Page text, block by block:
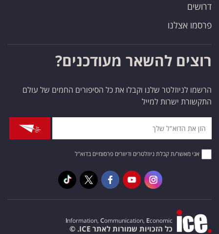
דרושים
פרסמו אצלנו
רוצים להשאר מעודכנים?
הרשמו לניוזלטר שלנו וקבלו את כל הסיפורים החמים של עולם
התקשורת ישרות למייל
אני מאשר/ת קבלת ניוזלטרים ודיוורים פרסומיים בדוא"ל
Information, Communication, Economic
כל הזכויות שמורות לאתר ICE. ©